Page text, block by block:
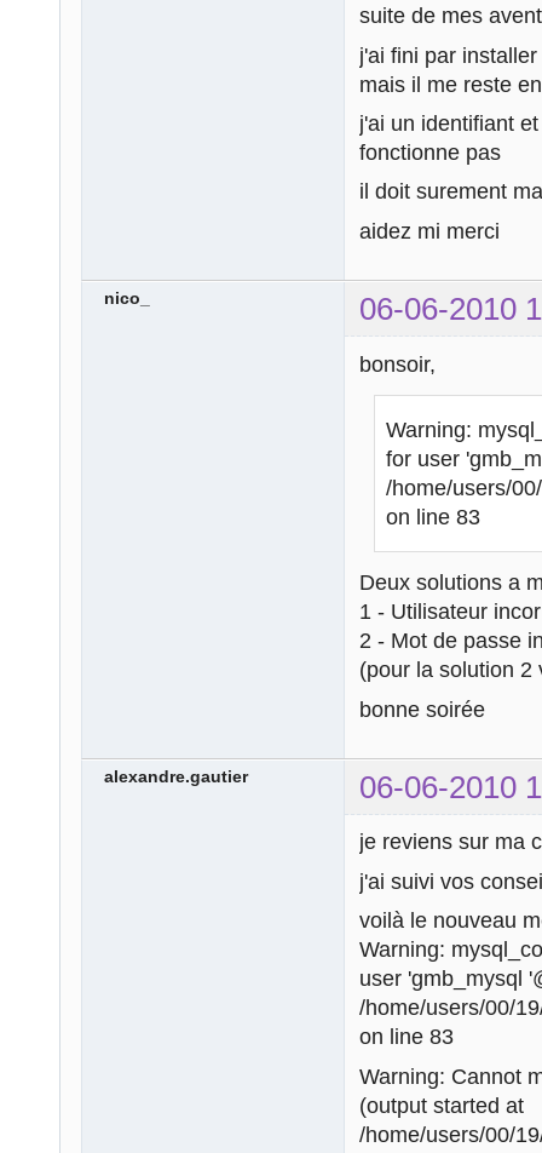
suite de mes
j'ai fini par
mais il me reste
j'ai un identifiant
fonctionne pas
il doit surement
aidez mi merci
nico_ 06-06-2010
bonsoir,
Warning:
for user
/home/users/
on line 83
Deux solutions a
1 - Utilisateur
2 - Mot de passe
(pour la solution
bonne soirée
alexandre.gautier 06-06-2010
je reviens sur ma
j'ai suivi vos
voilà le nouveau
Warning:
user 'gmb_mysql
/home/users/00/
on line 83
Warning: Cannot
(output started at
/home/users/00/